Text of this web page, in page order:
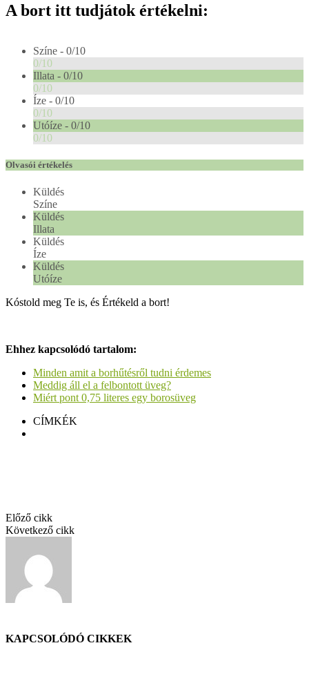
A bort itt tudjátok értékelni:
Színe - 0/10
0/10
Illata - 0/10
0/10
Íze - 0/10
0/10
Utóíze - 0/10
0/10
Olvasói értékelés
Küldés
Színe
Küldés
Illata
Küldés
Íze
Küldés
Utóíze
Kóstold meg Te is, és Értékeld a bort!
Ehhez kapcsolódó tartalom:
Minden amit a borhűtésről tudni érdemes
Meddig áll el a felbontott üveg?
Miért pont 0,75 literes egy borosüveg
CÍMKÉK
Előző cikk
Következő cikk
KAPCSOLÓDÓ CIKKEK